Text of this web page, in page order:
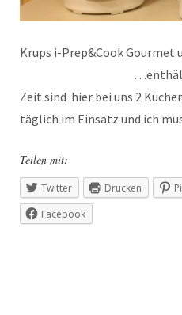
Krups i-Prep&Cook Gourmet
…enthält
Zeit sind hier bei uns 2
täglich im Einsatz und ich
Teilen mit:
Twitter Drucken
Facebook